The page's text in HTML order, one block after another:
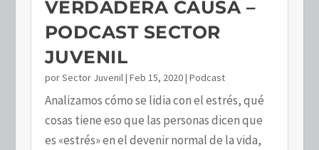
VERDADERA CAUSA –
PODCAST SECTOR
JUVENIL
porSector Juvenil | Feb 15, 2020| Podcast
Analizamos cómo se lidia con el estrés, qué
cosas tiene eso que las personas dicen que
es «estrés» en el devenir normal de la vida,